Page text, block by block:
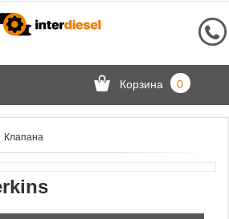
Корзина 0
Клапана